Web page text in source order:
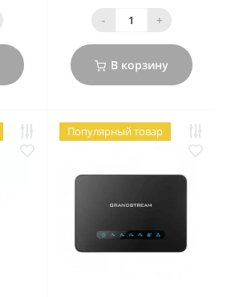
- +
В корзину
Популярный товар